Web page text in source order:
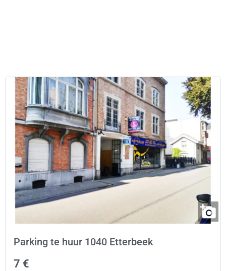
Parking te huur 1040 Etterbeek
7 €